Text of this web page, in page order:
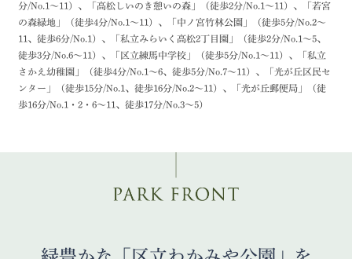
分/No.1〜11）、「高松しいのき憩いの森」（徒歩2分/No.1〜11）、「若宮
の森緑地」（徒歩4分/No.1〜11）、「中ノ宮竹林公園」（徒歩5分/No.2〜
11、徒歩6分/No.1）、「私立みらいく高松2丁目園」（徒歩2分/No.1〜5、
徒歩3分/No.6〜11）、「区立練馬中学校」（徒歩5分/No.1〜11）、「私立
さかえ幼稚園」（徒歩4分/No.1〜6、徒歩5分/No.7〜11）、「光が丘区民セ
ンター」（徒歩15分/No.1、徒歩16分/No.2〜11）、「光が丘郵便局」（徒
歩16分/No.1・2・6〜11、徒歩17分/No.3〜5）